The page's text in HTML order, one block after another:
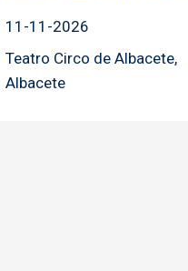
11-11-2026
Teatro Circo de Albacete,
Albacete